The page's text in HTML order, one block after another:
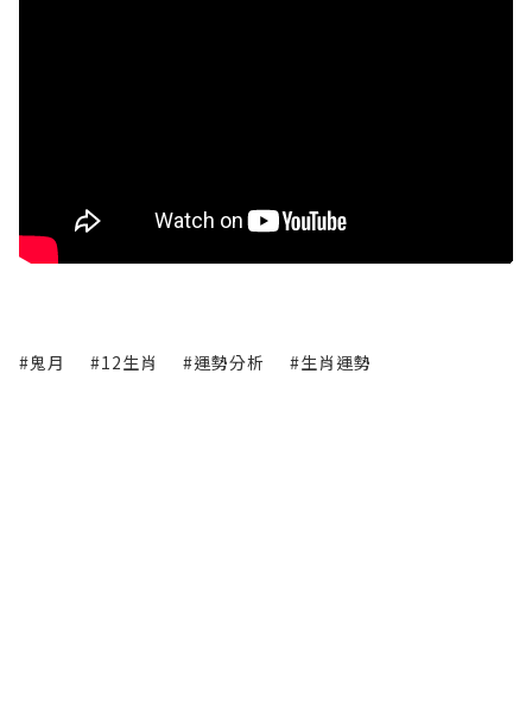
#鬼月 #12生肖 #運勢分析 #生肖運勢